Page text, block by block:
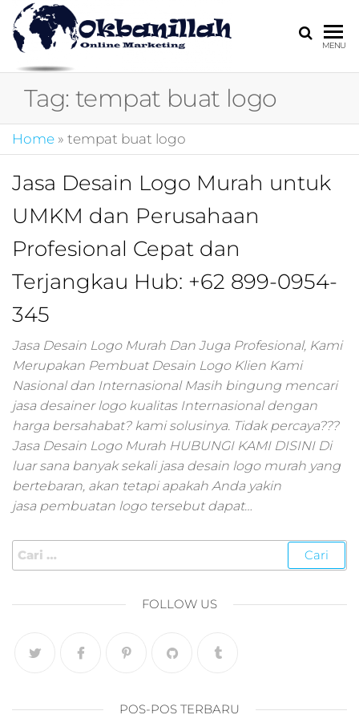
HARGA
MIRING
4.0,jasa digital
kotler,performance
marketing,kotler
digital,marketing
digital social
pemasaran
smm,media
digital,jasa digital
marketing
terbaik,marketing
online offline,jasa
digital marketing
murah,marketing
digital
digital,digital
marketing untuk
umkm,digital
umkm,pemasaran
digital
MENU
Tag: tempat buat logo
Home » tempat buat logo
Jasa Desain Logo Murah untuk
UMKM dan Perusahaan
Profesional Cepat dan
Terjangkau Hub: +62 899-0954-
345
Jasa Desain Logo Murah Dan Juga Profesional, Kami
Merupakan Pembuat Desain Logo Klien Kami
Nasional dan Internasional Masih bingung mencari
jasa desainer logo kualitas Internasional dengan
harga bersahabat? kami solusinya. Tidak percaya???
Jasa Desain Logo Murah HUBUNGI KAMI DISINI Di
luar sana banyak sekali jasa desain logo murah yang
bertebaran, akan tetapi apakah Anda yakin
jasa pembuatan logo tersebut dapat…
FOLLOW US
POS-POS TERBARU